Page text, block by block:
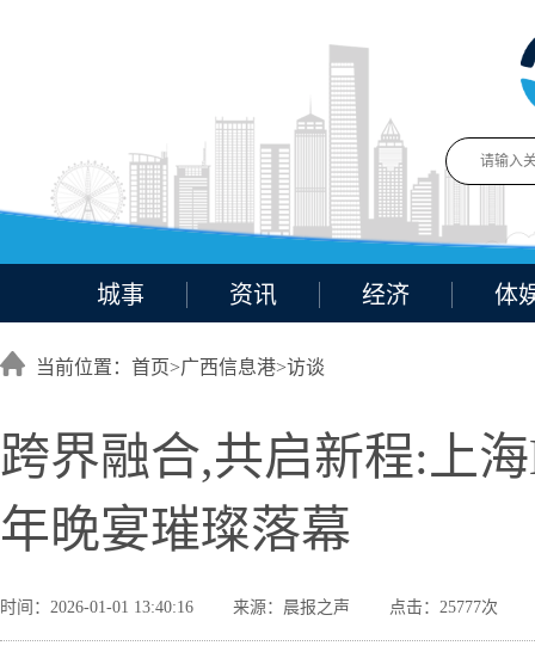
城事 资讯 经济 体
当前位置：首页>广西信息港>访谈
跨界融合,共启新程:上
年晚宴璀璨落幕
时间：2026-01-01 13:40:16 来源：晨报之声 点击：25777次